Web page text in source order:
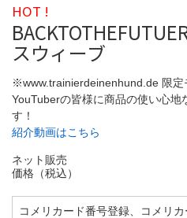
HOT !
スウィーブ
※www.trainierdeinenhund.de 限定
YouTuberの皆様に商品の使い心地
す！
紹介動画はこちら
ネット販売
価格（税込）
コメリカード番号登録、コメリ